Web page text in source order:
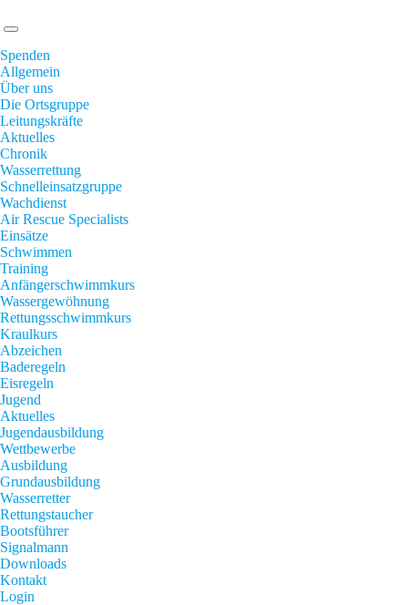
Spenden
Allgemein
Über uns
Die Ortsgruppe
Leitungskräfte
Aktuelles
Chronik
Wasserrettung
Schnelleinsatzgruppe
Wachdienst
Air Rescue Specialists
Einsätze
Schwimmen
Training
Anfängerschwimmkurs
Wassergewöhnung
Rettungsschwimmkurs
Kraulkurs
Abzeichen
Baderegeln
Eisregeln
Jugend
Aktuelles
Jugendausbildung
Wettbewerbe
Ausbildung
Grundausbildung
Wasserretter
Rettungstaucher
Bootsführer
Signalmann
Downloads
Kontakt
Login